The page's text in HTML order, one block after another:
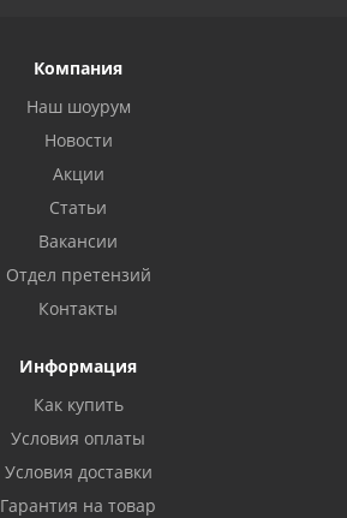
Компания
Наш шоурум
Новости
Акции
Статьи
Вакансии
Отдел претензий
Контакты
Информация
Как купить
Условия оплаты
Условия доставки
Гарантия на товар